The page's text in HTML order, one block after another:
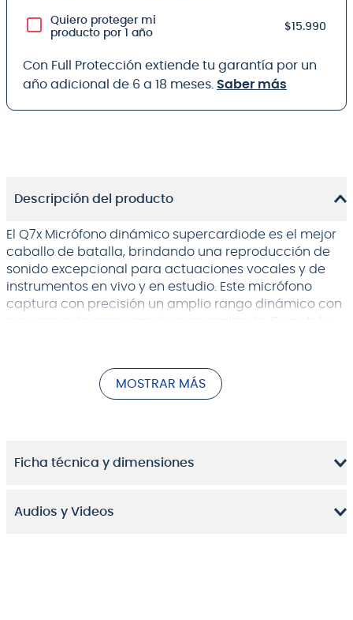
Quiero proteger mi
producto por 1 año
$15.990
Con Full Protección extiende tu garantía por un
año adicional de 6 a 18 meses. Saber más
Descripción del producto
El Q7x Micrófono dinámico supercardiode es el mejor
caballo de batalla, brindando una reproducción de
sonido excepcional para actuaciones vocales y de
instrumentos en vivo y en estudio. Este micrófono
captura con precisión un amplio rango dinámico con
presencia de rango medio personalizado. Su patrón
mientras que un diseño de cuerpo actualizado y un
amortiguador de cápsulas multieje reducen al
MOSTRAR MÁS
Ficha técnica y dimensiones
Audios y Videos